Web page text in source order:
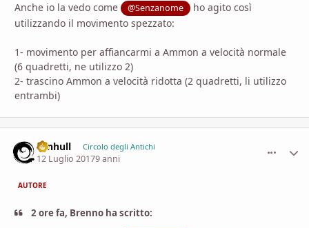
Anche io la vedo come @Senzanome
ho agito così
utilizzando il movimento spezzato:
1- movimento per affiancarmi a Ammon a velocità normale
(6 quadretti, ne utilizzo 2)
2- trascino Ammon a velocità ridotta (2 quadretti, li utilizzo
entrambi)
senhull Circolo degli Antichi
12 Luglio 20179 anni
AUTORE
2 ore fa, Brenno ha scritto: